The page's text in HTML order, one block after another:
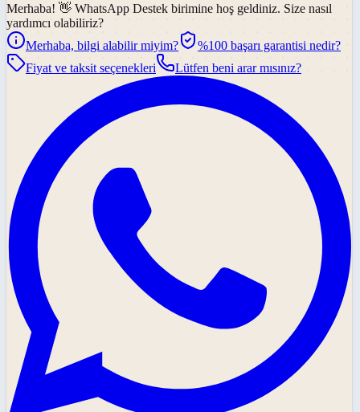
Merhaba! 👋 WhatsApp Destek birimine hoş geldiniz. Size nasıl
yardımcı olabiliriz?
Merhaba, bilgi alabilir miyim?
%100 başarı garantisi nedir?
Fiyat ve taksit seçenekleri
Lütfen beni arar mısınız?